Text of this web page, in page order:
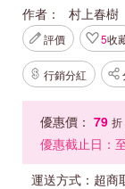
作者： 村上春樹
評價 5收
行銷分紅
優惠價： 79 折
優惠截止日：
運送方式： 超商